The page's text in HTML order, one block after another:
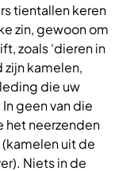
tientallen keren
zin, gewoon om
zoals ‘dieren in
zijn kamelen,
die uw
geen van die
het neerzenden
uit de
Niets in de